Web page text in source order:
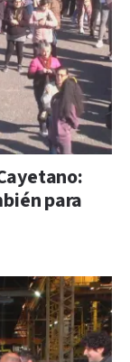
para